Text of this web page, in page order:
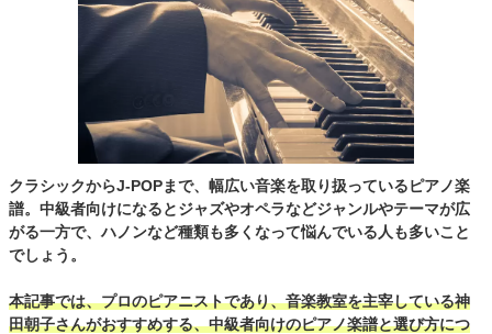
クラシックからJ-POPまで、幅広い音楽を取り扱っているピアノ楽
譜。中級者向けになるとジャズやオペラなどジャンルやテーマが広
がる一方で、ハノンなど種類も多くなって悩んでいる人も多いこと
でしょう。
本記事では、プロのピアニストであり、音楽教室を主宰している神
田朝子さんがおすすめする、中級者向けのピアノ楽譜と選び方につ